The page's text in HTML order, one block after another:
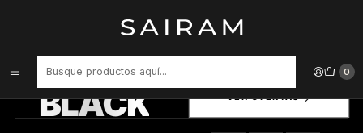
0
PERFUME EMPER MILESTONE LIBERAL UNISEX EDP 100 ML TESTER
BLACK
SELECCIONADOS